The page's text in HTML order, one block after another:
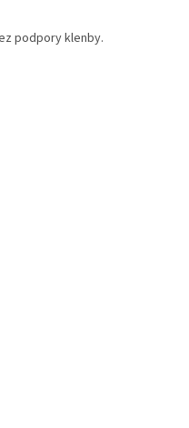
podpory klenby.